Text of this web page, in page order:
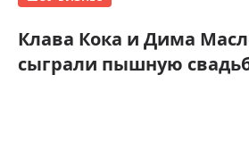
Клава Кока и Дима
сыграли пышную